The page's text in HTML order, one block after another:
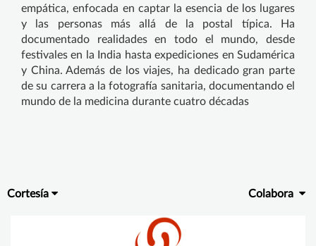
empática, enfocada en captar la esencia de los lugares
y las personas más allá de la postal típica. Ha
documentado realidades en todo el mundo, desde
festivales en la India hasta expediciones en Sudamérica
y China. Además de los viajes, ha dedicado gran parte
de su carrera a la fotografía sanitaria, documentando el
mundo de la medicina durante cuatro décadas
Cortesía Colabora